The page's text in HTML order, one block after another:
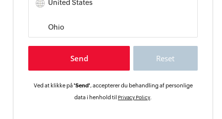
Ved at klikke på 'Send', accepterer du behandling af personlige
data i henhold tilPrivacy Policy